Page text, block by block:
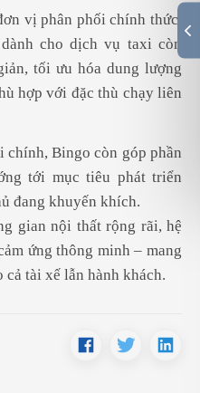
vị phân phối chính thức,
cho dịch vụ taxi còn
tối ưu hóa dung lượng
hợp với đặc thù chạy liên
Bingo còn góp phần
tới mục tiêu phát triển
đang khuyến khích.
gian nội thất rộng rãi, hệ
ứng thông minh – mang
tài xế lẫn hành khách.